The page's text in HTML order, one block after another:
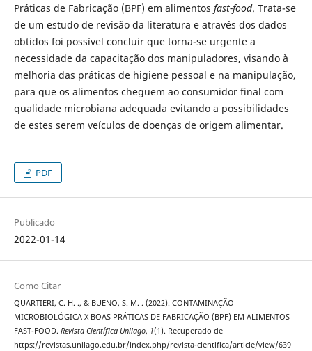
Práticas de Fabricação (BPF) em alimentos fast-food. Trata-se
de um estudo de revisão da literatura e através dos dados
obtidos foi possível concluir que torna-se urgente a
necessidade da capacitação dos manipuladores, visando à
melhoria das práticas de higiene pessoal e na manipulação,
para que os alimentos cheguem ao consumidor final com
qualidade microbiana adequada evitando a possibilidades
de estes serem veículos de doenças de origem alimentar.
PDF
Publicado
2022-01-14
Como Citar
QUARTIERI, C. H. ., & BUENO, S. M. . (2022). CONTAMINAÇÃO
MICROBIOLÓGICA X BOAS PRÁTICAS DE FABRICAÇÃO (BPF) EM ALIMENTOS
FAST-FOOD. Revista Científica Unilago, 1(1). Recuperado de
https://revistas.unilago.edu.br/index.php/revista-cientifica/article/view/639